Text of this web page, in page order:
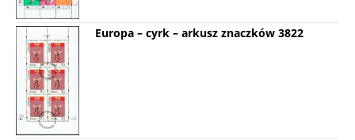
Europa – cyrk – arkusz znaczków 3822